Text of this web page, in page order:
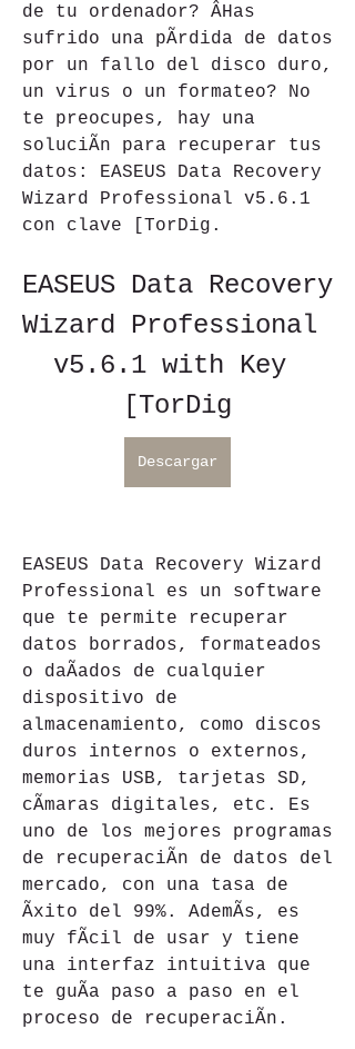
de tu ordenador? ÂHas
sufrido una pÃrdida de datos
por un fallo del disco duro,
un virus o un formateo? No
te preocupes, hay una
soluciÃn para recuperar tus
datos: EASEUS Data Recovery
Wizard Professional v5.6.1
con clave [TorDig.
EASEUS Data Recovery
Wizard Professional
v5.6.1 with Key
[TorDig
Descargar
EASEUS Data Recovery Wizard
Professional es un software
que te permite recuperar
datos borrados, formateados
o daÃados de cualquier
dispositivo de
almacenamiento, como discos
duros internos o externos,
memorias USB, tarjetas SD,
cÃmaras digitales, etc. Es
uno de los mejores programas
de recuperaciÃn de datos del
mercado, con una tasa de
Ãxito del 99%. AdemÃs, es
muy fÃcil de usar y tiene
una interfaz intuitiva que
te guÃa paso a paso en el
proceso de recuperaciÃn.